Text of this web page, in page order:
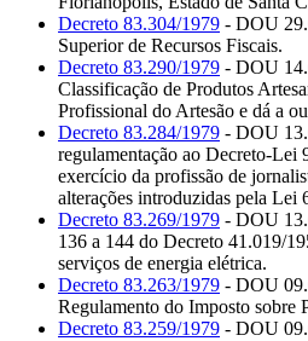
Decreto 83.304/1979 - DOU
Superior de Recursos Fiscais.
Decreto 83.290/1979 - DOU
Classificação de Produtos
Profissional do Artesão e dá a
Decreto 83.284/1979 - DOU
regulamentação ao Decreto-Lei
exercício da profissão de
alterações introduzidas pela Lei
Decreto 83.269/1979 - DOU
136 a 144 do Decreto 41.019/
serviços de energia elétrica.
Decreto 83.263/1979 - DOU
Regulamento do Imposto sobre
Decreto 83.259/1979 - DOU